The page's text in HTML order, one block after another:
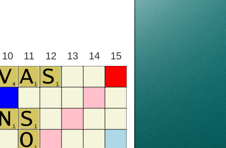
10 11 12 13 14 15